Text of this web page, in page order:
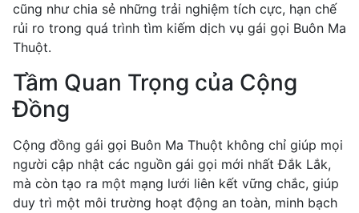
cũng như chia sẻ những trải nghiệm tích cực, hạn chế
rủi ro trong quá trình tìm kiếm dịch vụ gái gọi Buôn Ma
Thuột.
Tầm Quan Trọng của Cộng
Đồng
Cộng đồng gái gọi Buôn Ma Thuột không chỉ giúp mọi
người cập nhật các nguồn gái gọi mới nhất Đắk Lắk,
mà còn tạo ra một mạng lưới liên kết vững chắc, giúp
duy trì một môi trường hoạt động an toàn, minh bạch